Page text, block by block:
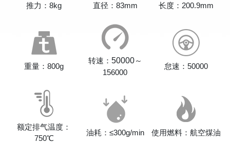
推力：8kg 直径：83mm 长度：200.9mm
重量：800g
转速： 50000～
156000
怠速：50000
额定排气温度：
750℃
油耗：≤300g/min 使用燃料：航空煤油